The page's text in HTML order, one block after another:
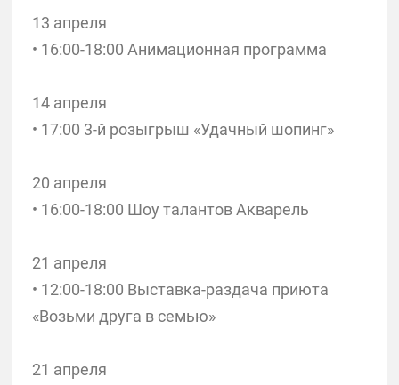
13 апреля
• 16:00-18:00 Анимационная программа
14 апреля
• 17:00 3-й розыгрыш «Удачный шопинг»
20 апреля
• 16:00-18:00 Шоу талантов Акварель
21 апреля
• 12:00-18:00 Выставка-раздача приюта
«Возьми друга в семью»
21 апреля